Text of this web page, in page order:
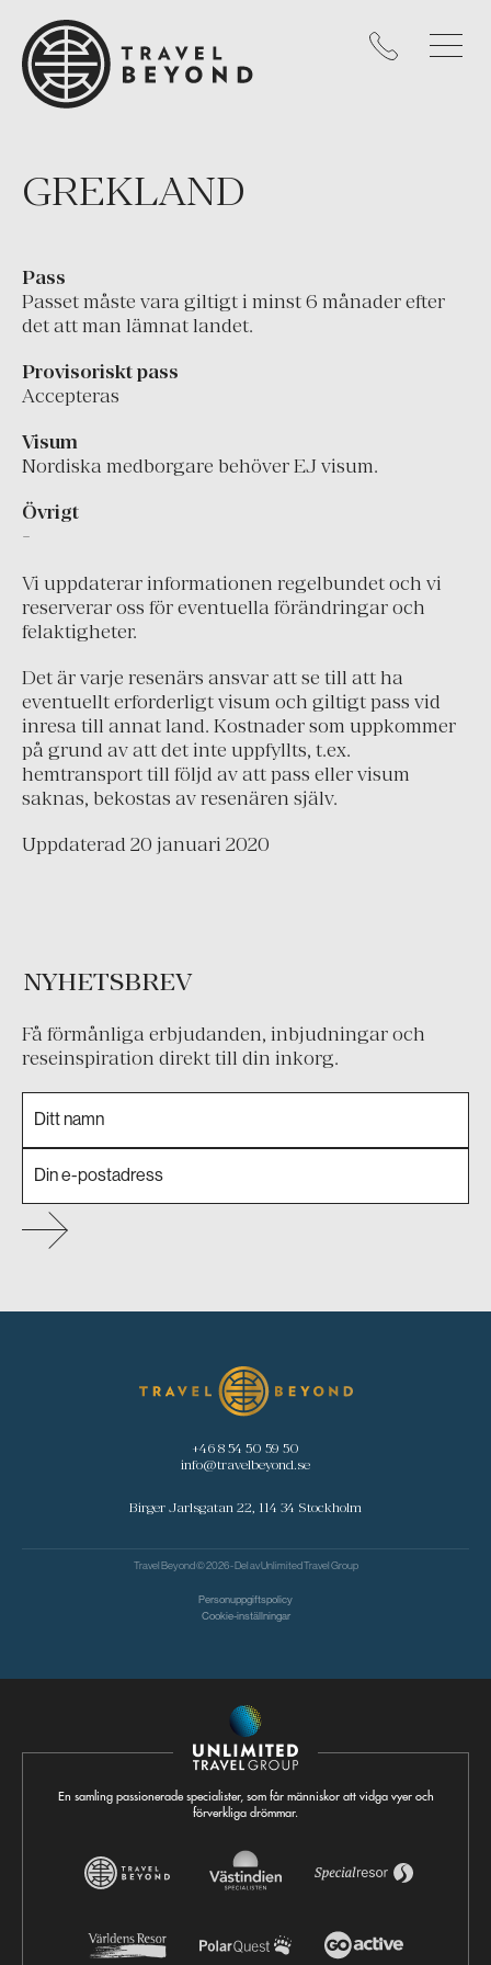
Kanada
Mexiko
Nicaragua
Uruguay
KARIBIEN
Västindien
EUROPA
England
Grekland
Island
Italien
Montenegro
Nederländerna
Portugal
Schweiz
Spanien
GREKLAND
Pass
Passet måste vara giltigt i minst 6 månader efter
det att man lämnat landet.
Provisoriskt pass
Accepteras
Visum
Nordiska medborgare behöver EJ visum.
Övrigt
-
Vi uppdaterar informationen regelbundet och vi
reserverar oss för eventuella förändringar och
felaktigheter.
Det är varje resenärs ansvar att se till att ha
eventuellt erforderligt visum och giltigt pass vid
inresa till annat land. Kostnader som uppkommer
på grund av att det inte uppfyllts, t.ex.
hemtransport till följd av att pass eller visum
saknas, bekostas av resenären själv.
Uppdaterad 20 januari 2020
NYHETSBREV
Få förmånliga erbjudanden, inbjudningar och
reseinspiration direkt till din inkorg.
+46 8 54 50 59 50
info@travelbeyond.se
Birger Jarlsgatan 22, 114 34 Stockholm
Travel Beyond © 2026 - Del avUnlimited Travel Group
Personuppgiftspolicy
Cookie-inställningar
En samling passionerade specialister, som får människor att vidga vyer och
förverkliga drömmar.